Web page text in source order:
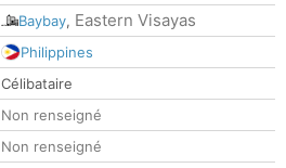
Baybay, Eastern Visayas
Philippines
Célibataire
Non renseigné
Non renseigné